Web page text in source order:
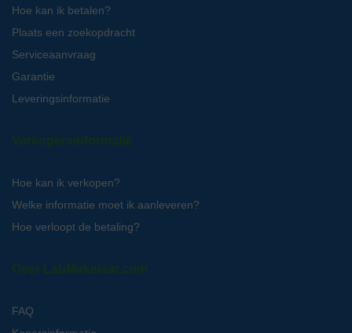
Hoe kan ik betalen?
Plaats een zoekopdracht
Serviceaanvraag
Garantie
Leveringsinformatie
Verkopersinformatie
Hoe kan ik verkopen?
Welke informatie moet ik aanleveren?
Hoe verloopt de betaling?
Over LabMakelaar.com
FAQ